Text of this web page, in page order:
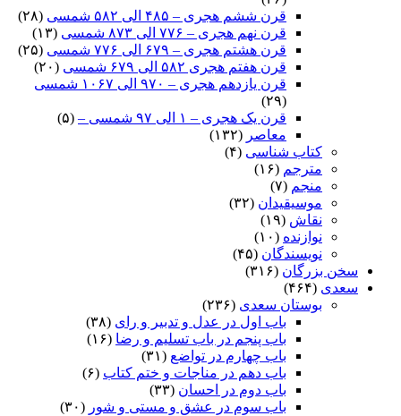
قرن ششم هجری – ۴۸۵ الی ۵۸۲ شمسی
(۲۸)
قرن نهم هجری – ۷۷۶ الی ۸۷۳ شمسی
(۱۳)
قرن هشتم هجری – ۶۷۹ الی ۷۷۶ شمسی
(۲۵)
قرن هفتم هجری ۵۸۲ الی ۶۷۹ شمسی
(۲۰)
قرن یازدهم هجری – ۹۷۰ الی ۱۰۶۷ شمسی
(۲۹)
قرن یک هجری – ۱ الی ۹۷ شمسی –
(۵)
معاصر (۱۳۲)
کتاب شناسی (۴)
مترجم (۱۶)
منجم (۷)
موسیقیدان (۳۲)
نقاش (۱۹)
نوازنده (۱۰)
نویسندگان (۴۵)
سخن بزرگان (۳۱۶)
سعدی (۴۶۴)
بوستان سعدی (۲۳۶)
باب اول در عدل و تدبیر و رای (۳۸)
باب پنجم در باب تسلیم و رضا (۱۶)
باب چهارم در تواضع (۳۱)
باب دهم در مناجات و ختم کتاب (۶)
باب دوم در احسان (۳۳)
باب سوم در عشق و مستی و شور (۳۰)